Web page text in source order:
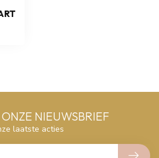
NIEUWSBRIEF
laatste acties